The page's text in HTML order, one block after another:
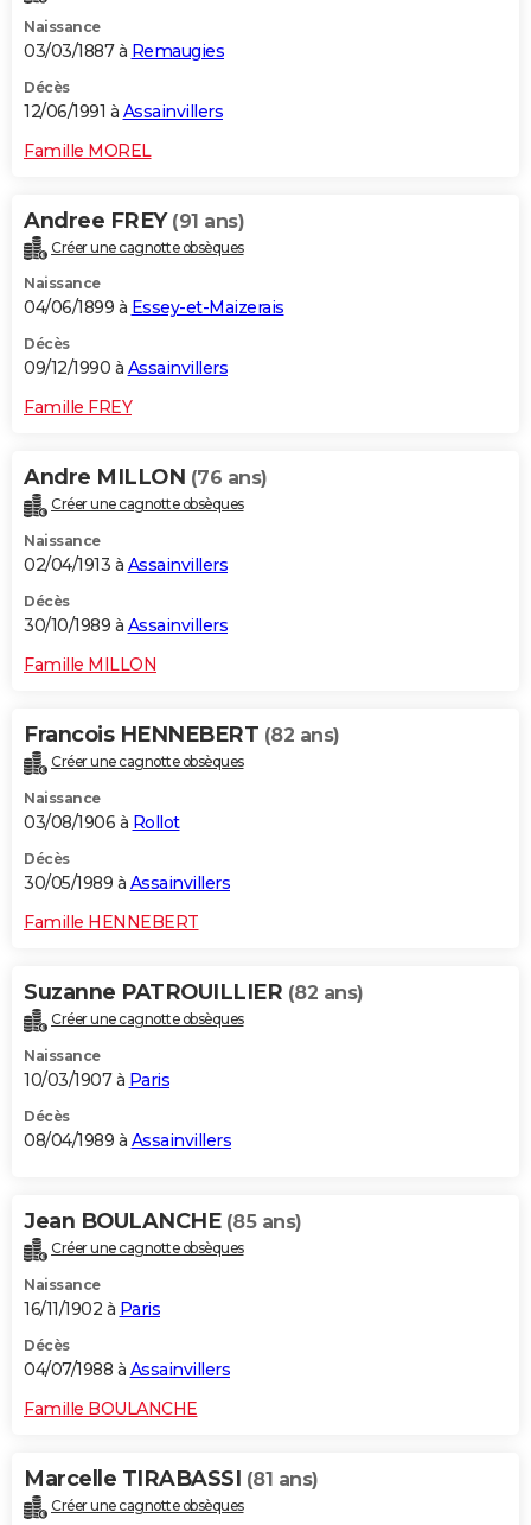
Naissance
03/03/1887 à Remaugies
Décès
12/06/1991 à Assainvillers
Famille MOREL
Andree FREY (91 ans)
Créer une cagnotte obsèques
Naissance
04/06/1899 à Essey-et-Maizerais
Décès
09/12/1990 à Assainvillers
Famille FREY
Andre MILLON (76 ans)
Créer une cagnotte obsèques
Naissance
02/04/1913 à Assainvillers
Décès
30/10/1989 à Assainvillers
Famille MILLON
Francois HENNEBERT (82 ans)
Créer une cagnotte obsèques
Naissance
03/08/1906 à Rollot
Décès
30/05/1989 à Assainvillers
Famille HENNEBERT
Suzanne PATROUILLIER (82 ans)
Créer une cagnotte obsèques
Naissance
10/03/1907 à Paris
Décès
08/04/1989 à Assainvillers
Jean BOULANCHE (85 ans)
Créer une cagnotte obsèques
Naissance
16/11/1902 à Paris
Décès
04/07/1988 à Assainvillers
Famille BOULANCHE
Marcelle TIRABASSI (81 ans)
Créer une cagnotte obsèques